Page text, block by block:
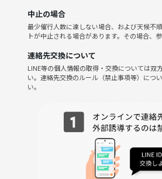
中止の場合
最少催行人数に達しない場合、および天候不
トが中止される場合があります。その場合、
連絡先交換について
LINE等の個人情報の取得・交換については双
い。連絡先交換のルール（禁止事項等）につ
い。